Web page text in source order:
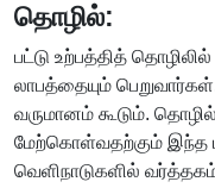
தொழில்:
பட்டு உற்பத்தித்
லாபத்தையும்
வருமானம் கூடும்.
மேற்கொள்வதற்கும் இந்த
வெளிநாடுகளில்